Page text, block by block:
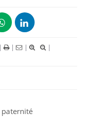
| | |
|
paternité